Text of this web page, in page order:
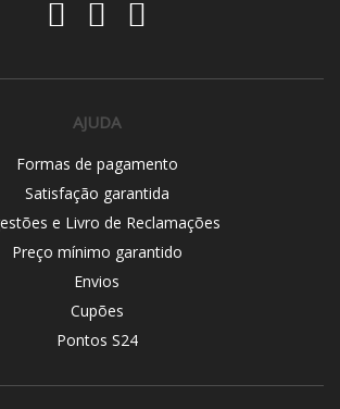
AJUDA
Formas de pagamento
Satisfação garantida
e Livro de Reclamações
Preço mínimo garantido
Envios
Cupões
Pontos S24